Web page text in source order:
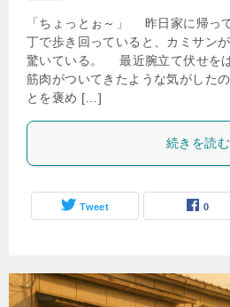
「ちょっとぉ～」 昨日家に帰っ
丁で歩き回っていると、カミサン
驚いている。 最近腕立て伏せを
筋肉がついてきたような気がした
とを褒め […]
続きを読む
Tweet 0